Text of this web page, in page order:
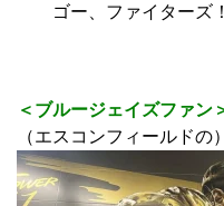
ゴー、ファイターズ！
＜ブルージェイズファン
（エスコンフィールド